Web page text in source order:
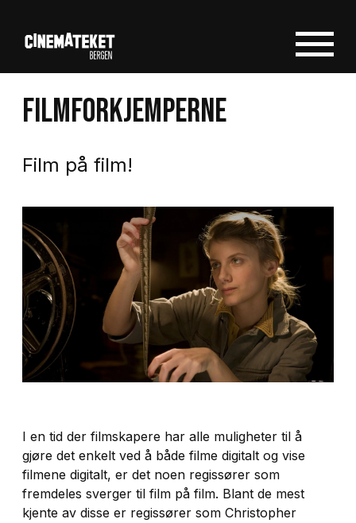
FILMFORKJEMPERNE
Film på film!
I en tid der filmskapere har alle muligheter til å
gjøre det enkelt ved å både filme digitalt og vise
filmene digitalt, er det noen regissører som
fremdeles sverger til film på film. Blant de mest
kjente av disse er regissører som Christopher